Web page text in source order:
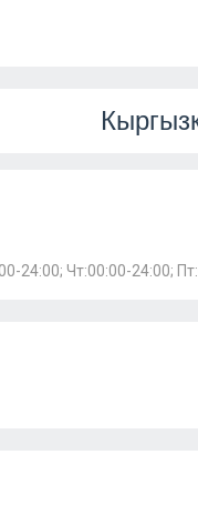
24:00; Чт:00:00-24:00;